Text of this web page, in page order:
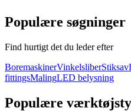
Populære søgninger
Find hurtigt det du leder efter
BoremaskinerVinkelsliberStiksav
fittingsMalingLED belysning
Populære